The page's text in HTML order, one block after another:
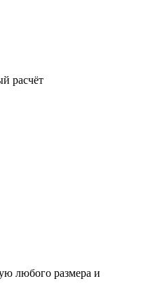
расчёт
любого размера и